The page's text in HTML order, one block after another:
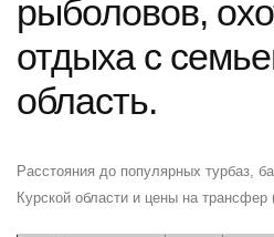
рыболовов,
отдыха с
область.
Расстояния до популярных турбаз,
Курской области и цены на трансфер